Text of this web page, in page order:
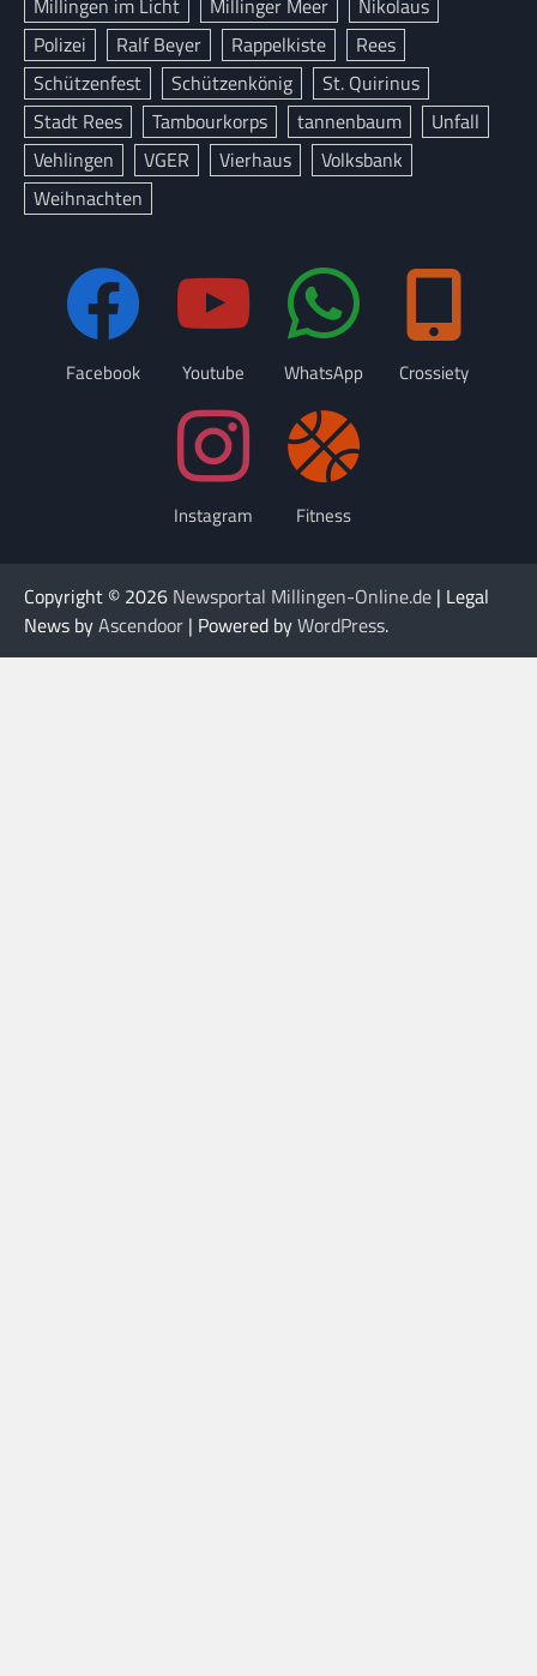
Polizei
Ralf Beyer Rappelkiste
Rees
Schützenfest
Schützenkönig
St. Quirinus
Stadt Rees
Tambourkorps tannenbaum
Unfall
Vehlingen
VGER Vierhaus
Volksbank
Weihnachten
Facebook Youtube WhatsApp Crossiety
Instagram Fitness
Copyright © 2026 Newsportal Millingen-Online.de | Legal
News byAscendoor | Powered byWordPress.